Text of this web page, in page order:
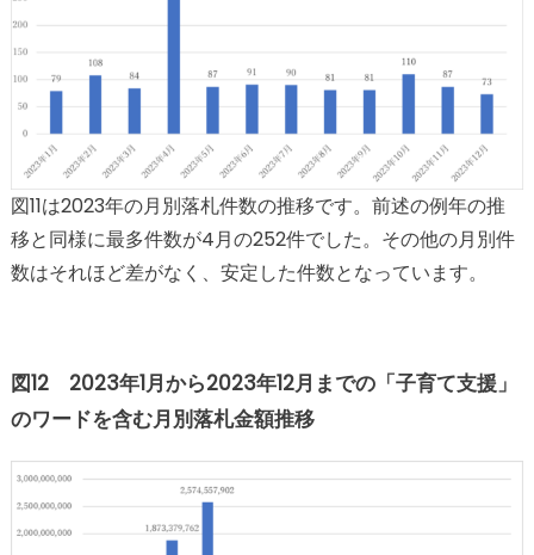
図11は2023年の月別落札件数の推移です。前述の例年の推
移と同様に最多件数が4月の252件でした。その他の月別件
数はそれほど差がなく、安定した件数となっています。
図12 2023年1月から2023年12月までの「子育て支援」
のワードを含む月別落札金額推移